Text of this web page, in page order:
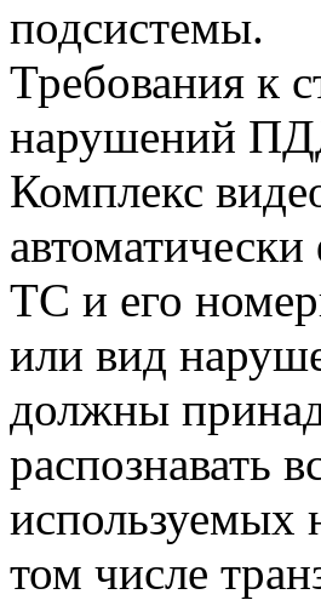
подсистемы.
Требования к
нарушений
Комплекс
ТС и его
или вид
должны
распознавать
используемых
том числе